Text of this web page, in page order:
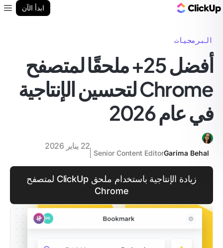
ابدأ الآن
البرمجيات
أفضل 25+ ملحقًا لمتصفح
Chrome لتحسين الإنتاجية
في عام 2026
Garima Behal
Senior Content Editor
22 يناير 2026
زيادة الإنتاجية باستخدام ملحق ClickUp لمتصفح
Chrome